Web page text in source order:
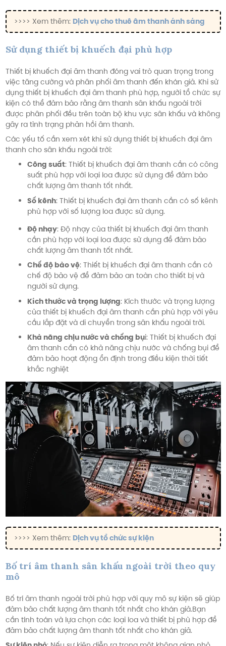
>>>> Xem thêm: Dịch vụ cho thuê âm thanh ánh sáng
Sử dụng thiết bị khuếch đại phù hợp
Thiết bị khuếch đại âm thanh đóng vai trò quan trọng trong
việc tăng cường và phân phối âm thanh đến khán giả. Khi sử
dụng thiết bị khuếch đại âm thanh phù hợp, người tổ chức sự
kiện có thể đảm bảo rằng âm thanh sân khấu ngoài trời
được phân phối đều trên toàn bộ khu vực sân khấu và không
gây ra tình trạng phản hồi âm thanh.
Các yếu tố cần xem xét khi sử dụng thiết bị khuếch đại âm
thanh cho sân khấu ngoài trời:
Công suất: Thiết bị khuếch đại âm thanh cần có công
suất phù hợp với loại loa được sử dụng để đảm bảo
chất lượng âm thanh tốt nhất.
Số kênh: Thiết bị khuếch đại âm thanh cần có số kênh
phù hợp với số lượng loa được sử dụng.
Độ nhạy: Độ nhạy của thiết bị khuếch đại âm thanh
cần phù hợp với loại loa được sử dụng để đảm bảo
chất lượng âm thanh tốt nhất.
Chế độ bảo vệ: Thiết bị khuếch đại âm thanh cần có
chế độ bảo vệ để đảm bảo an toàn cho thiết bị và
người sử dụng.
Kích thước và trọng lượng: Kích thước và trọng lượng
của thiết bị khuếch đại âm thanh cần phù hợp với yêu
cầu lắp đặt và di chuyển trong sân khấu ngoài trời.
Khả năng chịu nước và chống bụi: Thiết bị khuếch đại
âm thanh cần có khả năng chịu nước và chống bụi để
đảm bảo hoạt động ổn định trong điều kiện thời tiết
khắc nghiệt
>>>> Xem thêm: Dịch vụ tổ chức sự kiện
Bố trí âm thanh sân khấu ngoài trời theo quy
mô
Bố trí âm thanh ngoài trời phù hợp với quy mô sự kiện sẽ giúp
đảm bảo chất lượng âm thanh tốt nhất cho khán giả.Bạn
cần tính toán và lựa chọn các loại loa và thiết bị phù hợp để
đảm bảo chất lượng âm thanh tốt nhất cho khán giả.